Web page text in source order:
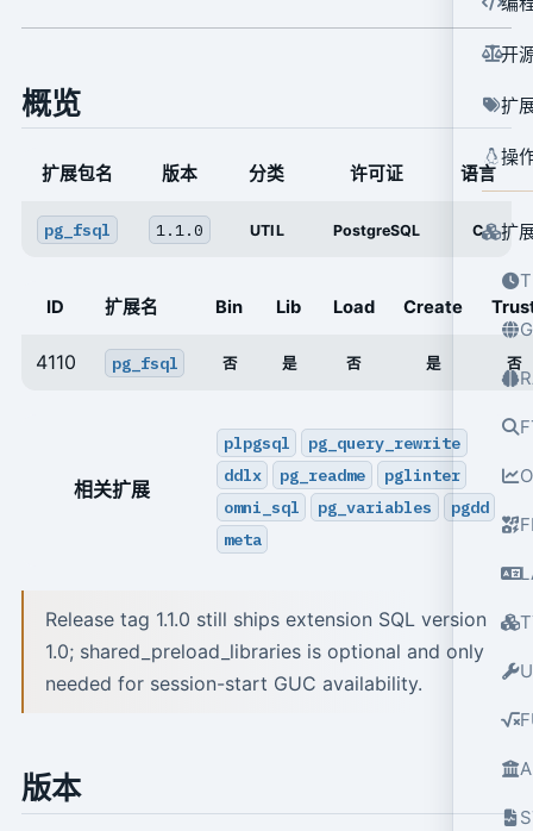
开
扩
操
扩
概览
扩展包名 版本 分类 许可证 语言
pg_fsql 1.1.0 UTIL PostgreSQL C
ID 扩展名 Bin Lib Load Create
4110 pg_fsql 否 是 否 是 否
相关扩展
plpgsql
pg_query_rewrite
ddlx
pg_readme
pglinter
omni_sql
pg_variables
pgdd
meta
Release tag 1.1.0 still ships extension SQL version
1.0; shared_preload_libraries is optional and only
needed for session-start GUC availability.
版本